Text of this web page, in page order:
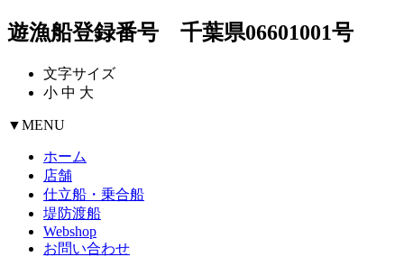
遊漁船登録番号 千葉県06601001号
文字サイズ
小 中 大
▼MENU
ホーム
店舗
仕立船・乗合船
堤防渡船
Webshop
お問い合わせ